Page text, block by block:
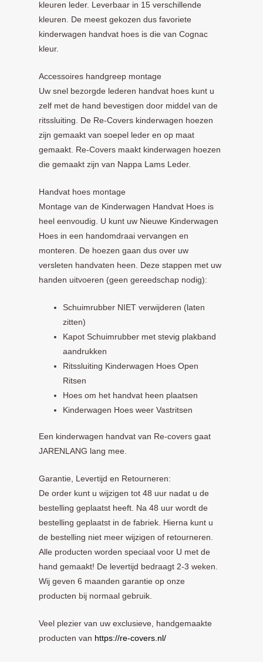
kleuren leder. Leverbaar in 15 verschillende
kleuren. De meest gekozen dus favoriete
kinderwagen handvat hoes is die van Cognac
kleur.
Accessoires handgreep montage
Uw snel bezorgde lederen handvat hoes kunt u
zelf met de hand bevestigen door middel van de
ritssluiting. De Re-Covers kinderwagen hoezen
zijn gemaakt van soepel leder en op maat
gemaakt. Re-Covers maakt kinderwagen hoezen
die gemaakt zijn van Nappa Lams Leder.
Handvat hoes montage
Montage van de Kinderwagen Handvat Hoes is
heel eenvoudig. U kunt uw Nieuwe Kinderwagen
Hoes in een handomdraai vervangen en
monteren. De hoezen gaan dus over uw
versleten handvaten heen. Deze stappen met uw
handen uitvoeren (geen gereedschap nodig):
Schuimrubber NIET verwijderen (laten
zitten)
Kapot Schuimrubber met stevig plakband
aandrukken
Ritssluiting Kinderwagen Hoes Open
Ritsen
Hoes om het handvat heen plaatsen
Kinderwagen Hoes weer Vastritsen
Een kinderwagen handvat van Re-covers gaat
JARENLANG lang mee.
Garantie, Levertijd en Retourneren:
De order kunt u wijzigen tot 48 uur nadat u de
bestelling geplaatst heeft. Na 48 uur wordt de
bestelling geplaatst in de fabriek. Hierna kunt u
de bestelling niet meer wijzigen of retourneren.
Alle producten worden speciaal voor U met de
hand gemaakt! De levertijd bedraagt 2-3 weken.
Wij geven 6 maanden garantie op onze
producten bij normaal gebruik.
Veel plezier van uw exclusieve, handgemaakte
producten van https://re-covers.nl/